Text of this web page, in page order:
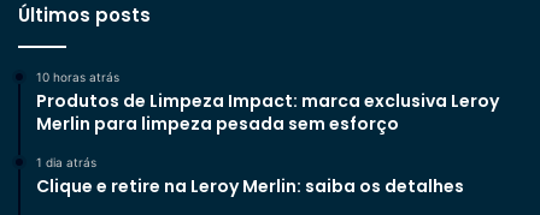
Últimos posts
10 horas atrás
Produtos de Limpeza Impact: marca exclusiva Leroy
Merlin para limpeza pesada sem esforço
1 dia atrás
Clique e retire na Leroy Merlin: saiba os detalhes